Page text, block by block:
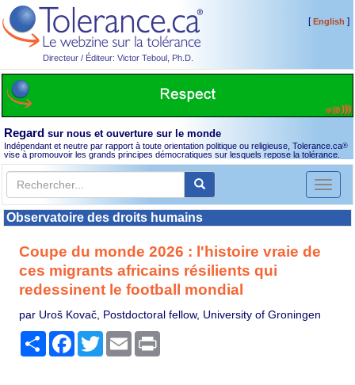
Directeur / Éditeur: Victor Teboul, Ph.D.
[English ]
Regard sur nous et ouverture sur le monde
Indépendant et neutre par rapport à toute orientation politique ou religieuse, Tolerance.ca®
vise à promouvoir les grands principes démocratiques sur lesquels repose la tolérance.
Toggle
Observatoire des droits humains
Coupe du monde 2026 : l'histoire vraie de
ces migrants africains résilients qui
redessinent le football mondial
par Uroš Kovač, Postdoctoral fellow, University of Groningen
PartagerFacebook
TwitterEmail